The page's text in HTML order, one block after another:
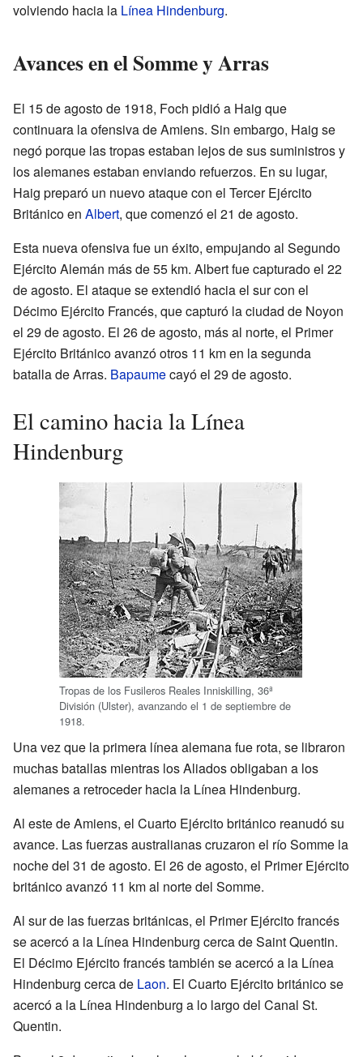
volviendo hacia la Línea Hindenburg.
Avances en el Somme y Arras
El 15 de agosto de 1918, Foch pidió a Haig que
continuara la ofensiva de Amiens. Sin embargo, Haig se
negó porque las tropas estaban lejos de sus suministros y
los alemanes estaban enviando refuerzos. En su lugar,
Haig preparó un nuevo ataque con el Tercer Ejército
Británico en Albert, que comenzó el 21 de agosto.
Esta nueva ofensiva fue un éxito, empujando al Segundo
Ejército Alemán más de 55 km. Albert fue capturado el 22
de agosto. El ataque se extendió hacia el sur con el
Décimo Ejército Francés, que capturó la ciudad de Noyon
el 29 de agosto. El 26 de agosto, más al norte, el Primer
Ejército Británico avanzó otros 11 km en la segunda
batalla de Arras. Bapaumecayó el 29 de agosto.
El camino hacia la Línea
Hindenburg
Tropas de los Fusileros Reales Inniskilling, 36ª
División (Ulster), avanzando el 1 de septiembre de
1918.
Una vez que la primera línea alemana fue rota, se libraron
muchas batallas mientras los Aliados obligaban a los
alemanes a retroceder hacia la Línea Hindenburg.
Al este de Amiens, el Cuarto Ejército británico reanudó su
avance. Las fuerzas australianas cruzaron el río Somme la
noche del 31 de agosto. El 26 de agosto, el Primer Ejército
británico avanzó 11 km al norte del Somme.
Al sur de las fuerzas británicas, el Primer Ejército francés
se acercó a la Línea Hindenburg cerca de Saint Quentin.
El Décimo Ejército francés también se acercó a la Línea
Hindenburg cerca de Laon. El Cuarto Ejército británico se
acercó a la Línea Hindenburg a lo largo del Canal St.
Quentin.